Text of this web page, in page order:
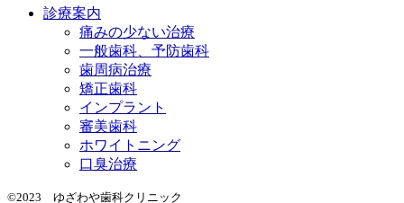
診療案内
痛みの少ない治療
一般歯科、予防歯科
歯周病治療
矯正歯科
インプラント
審美歯科
ホワイトニング
口臭治療
©2023 ゆざわや歯科クリニック